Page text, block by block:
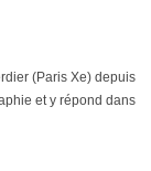
(Paris Xe) depuis
et y répond dans